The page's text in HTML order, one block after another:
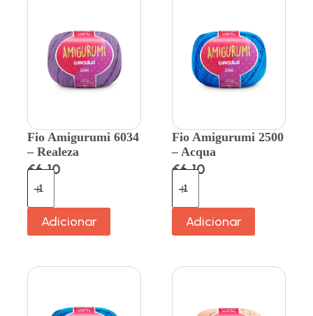
Fio Amigurumi 6034
– Realeza
€6.10
Adicionar
Fio Amigurumi 2500
– Acqua
€6.10
Adicionar